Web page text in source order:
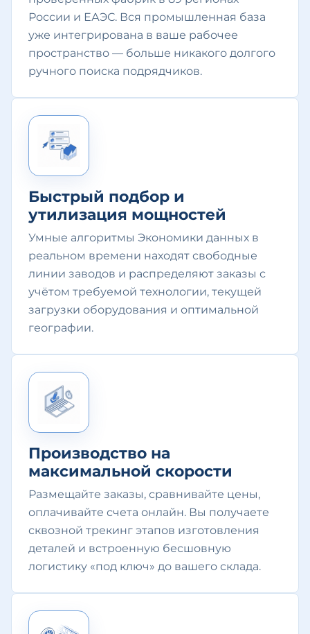
России и ЕАЭС. Вся промышленная база
уже интегрирована в ваше рабочее
пространство — больше никакого долгого
ручного поиска подрядчиков.
Быстрый подбор и
утилизация мощностей
Умные алгоритмы Экономики данных в
реальном времени находят свободные
линии заводов и распределяют заказы с
учётом требуемой технологии, текущей
загрузки оборудования и оптимальной
географии.
Производство на
максимальной скорости
Размещайте заказы, сравнивайте цены,
оплачивайте счета онлайн. Вы получаете
сквозной трекинг этапов изготовления
деталей и встроенную бесшовную
логистику «под ключ» до вашего склада.